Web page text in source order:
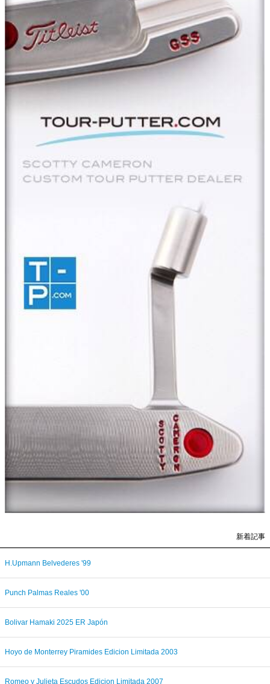
新着記事
H.Upmann Belvederes '99
Punch Palmas Reales '00
Bolivar Hamaki 2025 ER Japón
Hoyo de Monterrey Piramides Edicion Limitada 2003
Romeo y Julieta Escudos Edicion Limitada 2007